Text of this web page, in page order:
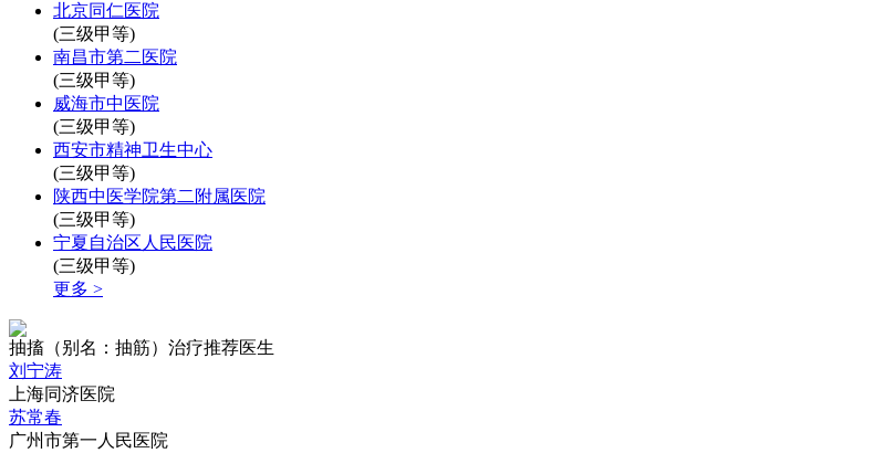
北京同仁医院
(三级甲等)
南昌市第二医院
(三级甲等)
威海市中医院
(三级甲等)
西安市精神卫生中心
(三级甲等)
陕西中医学院第二附属医院
(三级甲等)
宁夏自治区人民医院
(三级甲等)
更多 >
抽搐（别名：抽筋）治疗推荐医生
刘宁涛
上海同济医院
苏常春
广州市第一人民医院